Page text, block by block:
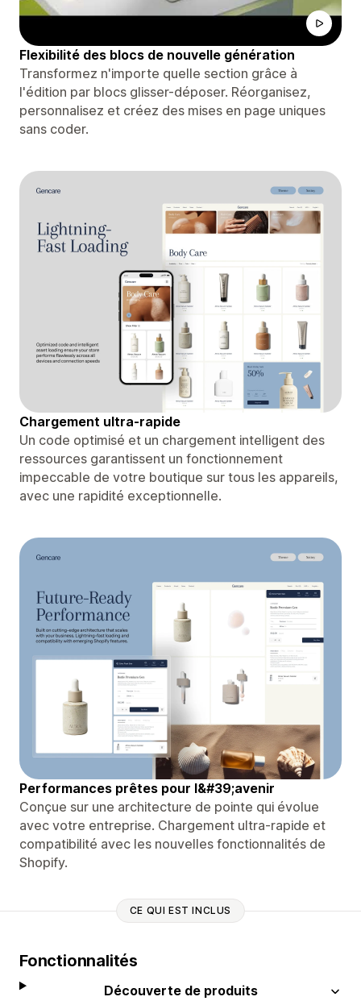
Flexibilité des blocs de nouvelle génération
Transformez n'importe quelle section grâce à
l'édition par blocs glisser-déposer. Réorganisez,
personnalisez et créez des mises en page uniques
sans coder.
Chargement ultra-rapide
Un code optimisé et un chargement intelligent des
ressources garantissent un fonctionnement
impeccable de votre boutique sur tous les appareils,
avec une rapidité exceptionnelle.
Performances prêtes pour l&#39;avenir
Conçue sur une architecture de pointe qui évolue
avec votre entreprise. Chargement ultra-rapide et
compatibilité avec les nouvelles fonctionnalités de
Shopify.
CE QUI EST INCLUS
Fonctionnalités
Découverte de produits